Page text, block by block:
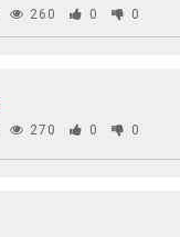
260 0 0
270 0 0